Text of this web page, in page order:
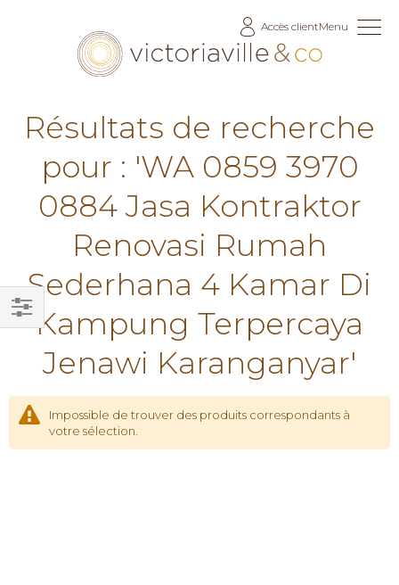
Accès clientMenu
Résultats de recherche
pour : 'WA 0859 3970
0884 Jasa Kontraktor
Renovasi Rumah
Sederhana 4 Kamar Di
Kampung Terpercaya
Jenawi Karanganyar'
Impossible de trouver des produits correspondants à
votre sélection.
Filtrer